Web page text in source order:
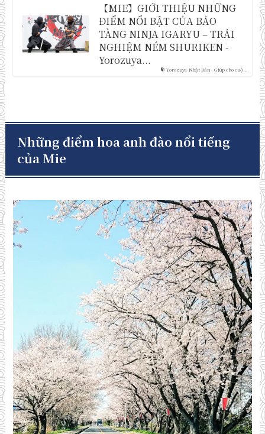
Yorozuya Nhật Bản - Giúp cho cuộ...
【MIE】GIỚI THIỆU NHỮNG
ĐIỂM NỔI BẬT CỦA BẢO
TÀNG NINJA IGARYU – TRẢI
NGHIỆM NÉM SHURIKEN -
Yorozuya...
Những điểm hoa anh đào nổi tiếng
của Mie